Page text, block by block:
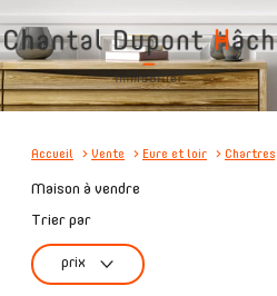
Accueil
0
Langue
fr
Accueil Vente Eure et loir Chartres
Maison à vendre
Trier par
prix